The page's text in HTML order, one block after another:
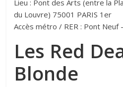
Lieu : Pont des Arts (entre la
du Louvre) 75001 PARIS 1er
Accès métro / RER : Pont Neuf
Les Red
Blonde